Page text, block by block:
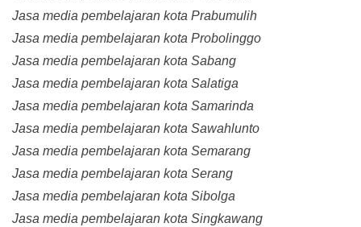
Jasa media pembelajaran kota Prabumulih
Jasa media pembelajaran kota Probolinggo
Jasa media pembelajaran kota Sabang
Jasa media pembelajaran kota Salatiga
Jasa media pembelajaran kota Samarinda
Jasa media pembelajaran kota Sawahlunto
Jasa media pembelajaran kota Semarang
Jasa media pembelajaran kota Serang
Jasa media pembelajaran kota Sibolga
Jasa media pembelajaran kota Singkawang